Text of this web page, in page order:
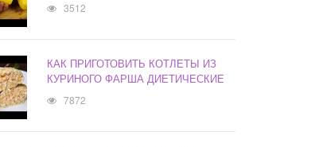
3512
КАК ПРИГОТОВИТЬ КОТЛЕТЫ ИЗ
КУРИНОГО ФАРША ДИЕТИЧЕСКИЕ
7872